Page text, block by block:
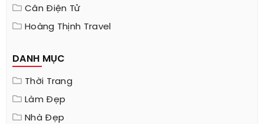
Cân Điện Tử
Hoàng Thịnh Travel
DANH MỤC
Thời Trang
Làm Đẹp
Nhà Đẹp